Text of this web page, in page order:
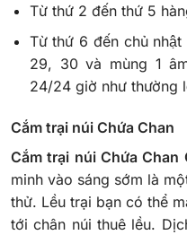
Từ thứ 2 đến thứ 5
Từ thứ 6 đến chủ nhật
29, 30 và mùng 1
24/24 giờ như thường
Cắm trại núi Chứa Chan
Cắm trại núi Chứa Chan
minh vào sáng sớm là
thử. Lều trại bạn có thể
tới chân núi thuê lều.